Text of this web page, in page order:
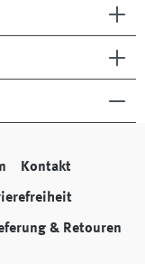
Kontakt
& Retouren